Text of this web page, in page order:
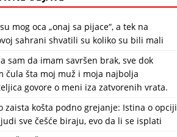
mog oca „onaj sa pijace“, a tek na
sahrani shvatili su koliko su bili mali
sam da imam savršen brak, sve dok
čula šta moj muž i moja najbolja
govore o meni iza zatvorenih vrata.
zaista košta podno grejanje: Istina o opciji
sve češće biraju, evo da li se isplati